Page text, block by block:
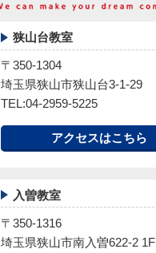
狭山台教室
〒350-1304
埼玉県狭山市狭山台3-1-29
TEL:04-2959-5225
アクセスはこちら
入曽教室
〒350-1316
埼玉県狭山市南入曽622-2 1F